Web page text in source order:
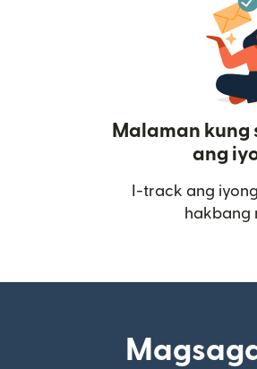
Malaman
ang
I-track ang
hakbang